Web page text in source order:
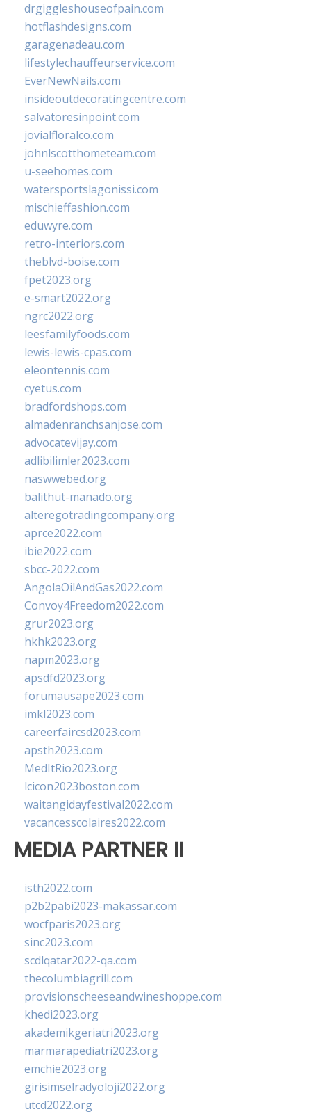
drgiggleshouseofpain.com
hotflashdesigns.com
garagenadeau.com
lifestylechauffeurservice.com
EverNewNails.com
insideoutdecoratingcentre.com
salvatoresinpoint.com
jovialfloralco.com
johnlscotthometeam.com
u-seehomes.com
watersportslagonissi.com
mischieffashion.com
eduwyre.com
retro-interiors.com
theblvd-boise.com
fpet2023.org
e-smart2022.org
ngrc2022.org
leesfamilyfoods.com
lewis-lewis-cpas.com
eleontennis.com
cyetus.com
bradfordshops.com
almadenranchsanjose.com
advocatevijay.com
adlibilimler2023.com
naswwebed.org
balithut-manado.org
alteregotradingcompany.org
aprce2022.com
ibie2022.com
sbcc-2022.com
AngolaOilAndGas2022.com
Convoy4Freedom2022.com
grur2023.org
hkhk2023.org
napm2023.org
apsdfd2023.org
forumausape2023.com
imkl2023.com
careerfaircsd2023.com
apsth2023.com
MedItRio2023.org
lcicon2023boston.com
waitangidayfestival2022.com
vacancesscolaires2022.com
MEDIA PARTNER II
isth2022.com
p2b2pabi2023-makassar.com
wocfparis2023.org
sinc2023.com
scdlqatar2022-qa.com
thecolumbiagrill.com
provisionscheeseandwineshoppe.com
khedi2023.org
akademikgeriatri2023.org
marmarapediatri2023.org
emchie2023.org
girisimselradyoloji2022.org
utcd2022.org